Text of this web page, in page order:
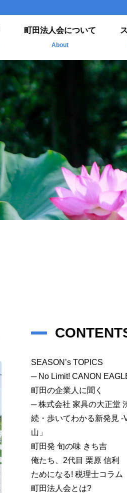
町田法人会について
About
法人会とは
ご挨拶
組織
福利厚生
情報公開
よくわかる法人会
SEASON’s TOPICS
─ No Limit! CANON
町田の企業人に聞く
─ 株式会社 家具の大正堂
続・歩いてわかる新発見 -
山」
町田発 旬の味 きち吉
俺たち、2代目 栗原 信利
ためになる! 税理士コラム
町田法人会とは?